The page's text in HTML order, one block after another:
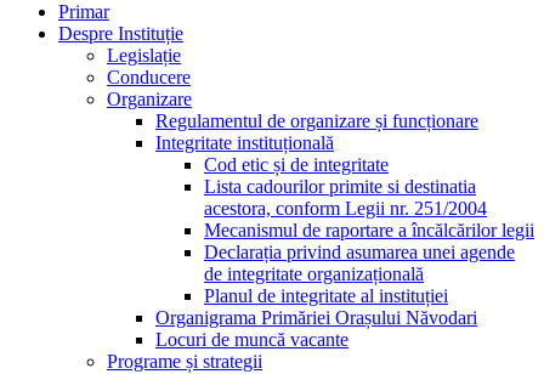
Primar
Despre Instituție
Legislație
Conducere
Organizare
Regulamentul de organizare și funcționare
Integritate instituțională
Cod etic și de integritate
Lista cadourilor primite si destinatia
acestora, conform Legii nr. 251/2004
Mecanismul de raportare a încălcărilor legii
Declarația privind asumarea unei agende
de integritate organizațională
Planul de integritate al instituției
Organigrama Primăriei Orașului Năvodari
Locuri de muncă vacante
Programe și strategii